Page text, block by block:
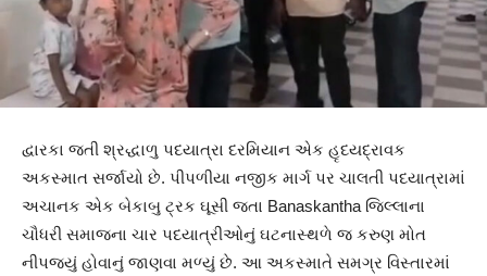
દ્વારકા જતી શ્રદ્ધાળુ પદયાત્રા દરમિયાન એક હૃદયદ્રાવક
અકસ્માત સર્જાયો છે. પીપળીયા નજીક માર્ગ પર ચાલતી પદયાત્રામાં
અચાનક એક બેકાબુ ટ્રક ઘૂસી જતા Banaskantha જિલ્લાના
ચૌધરી સમાજના ચાર પદયાત્રીઓનું ઘટનાસ્થળે જ કરુણ મોત
નીપજ્યું હોવાનું જાણવા મળ્યું છે. આ અકસ્માતે સમગ્ર વિસ્તારમાં